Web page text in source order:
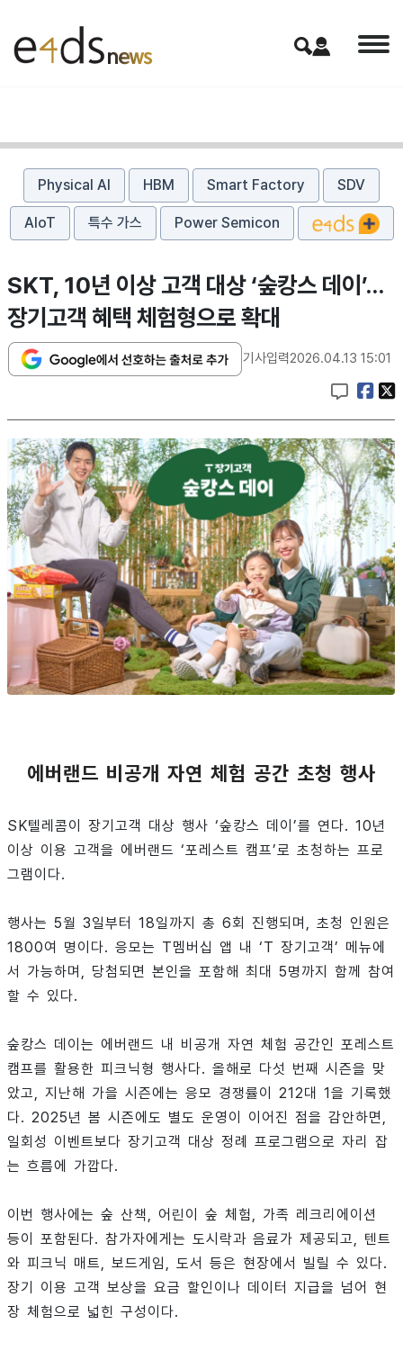
Physical AI HBM Smart Factory SDV
AIoT 특수 가스 Power Semicon
SKT, 10년 이상 고객 대상 ‘숲캉스 데이’…
장기고객 혜택 체험형으로 확대
기사입력2026.04.13 15:01
에버랜드 비공개 자연 체험 공간 초청 행사
SK텔레콤이 장기고객 대상 행사 ‘숲캉스 데이’를 연다. 10년
이상 이용 고객을 에버랜드 ‘포레스트 캠프’로 초청하는 프로
그램이다.
행사는 5월 3일부터 18일까지 총 6회 진행되며, 초청 인원은
1800여 명이다. 응모는 T멤버십 앱 내 ‘T 장기고객’ 메뉴에
서 가능하며, 당첨되면 본인을 포함해 최대 5명까지 함께 참여
할 수 있다.
숲캉스 데이는 에버랜드 내 비공개 자연 체험 공간인 포레스트
캠프를 활용한 피크닉형 행사다. 올해로 다섯 번째 시즌을 맞
았고, 지난해 가을 시즌에는 응모 경쟁률이 212대 1을 기록했
다. 2025년 봄 시즌에도 별도 운영이 이어진 점을 감안하면,
일회성 이벤트보다 장기고객 대상 정례 프로그램으로 자리 잡
는 흐름에 가깝다.
이번 행사에는 숲 산책, 어린이 숲 체험, 가족 레크리에이션
등이 포함된다. 참가자에게는 도시락과 음료가 제공되고, 텐트
와 피크닉 매트, 보드게임, 도서 등은 현장에서 빌릴 수 있다.
장기 이용 고객 보상을 요금 할인이나 데이터 지급을 넘어 현
장 체험으로 넓힌 구성이다.